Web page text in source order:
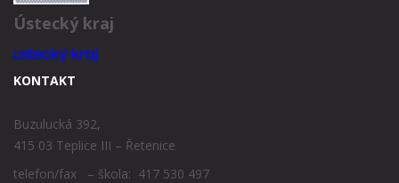
Ústecký kraj
KONTAKT
Buzulucká 392,
415 03 Teplice III – Řetenice
telefon/fax – škola: 417 530 497